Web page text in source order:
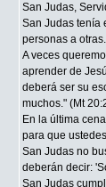
San Judas,
San Judas tenía
personas a otras.
A veces
aprender de
deberá ser su
muchos." (Mt
En la última
para que
San Judas no
deberán decir:
San Judas